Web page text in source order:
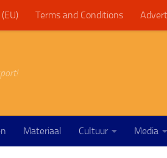
Terms and Conditions
Materiaal Cultuur Media